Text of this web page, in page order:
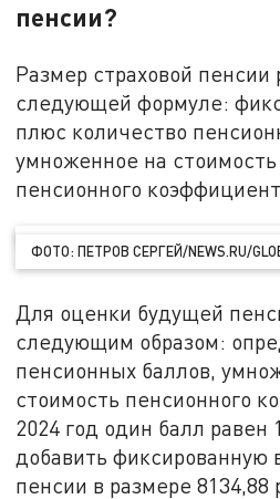
пенсии?
Размер страховой пенсии
следующей формуле:
плюс количество
умноженное на
пенсионного
ФОТО: ПЕТРОВ СЕРГЕЙ/NEWS.RU/
Для оценки будущей
следующим образом:
пенсионных баллов,
стоимость пенсионного
2024 год один балл равен
добавить фиксированную
пенсии в размере 8134,88